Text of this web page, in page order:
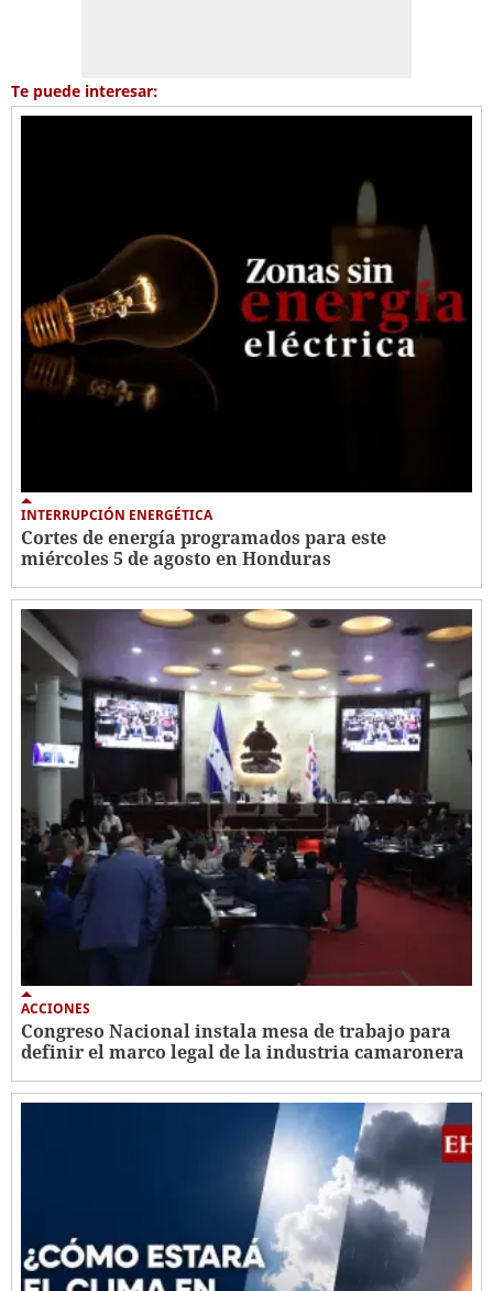
Te puede interesar:
INTERRUPCIÓN ENERGÉTICA
Cortes de energía programados para este
miércoles 5 de agosto en Honduras
ACCIONES
Congreso Nacional instala mesa de trabajo para
definir el marco legal de la industria camaronera